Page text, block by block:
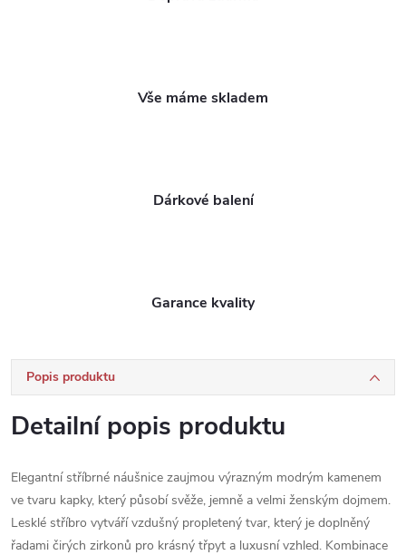
Vše máme skladem
Dárkové balení
Garance kvality
Popis produktu
Detailní popis produktu
Elegantní stříbrné náušnice zaujmou výrazným modrým kamenem
ve tvaru kapky, který působí svěže, jemně a velmi ženským dojmem.
Lesklé stříbro vytváří vzdušný propletený tvar, který je doplněný
řadami čirých zirkonů pro krásný třpyt a luxusní vzhled. Kombinace